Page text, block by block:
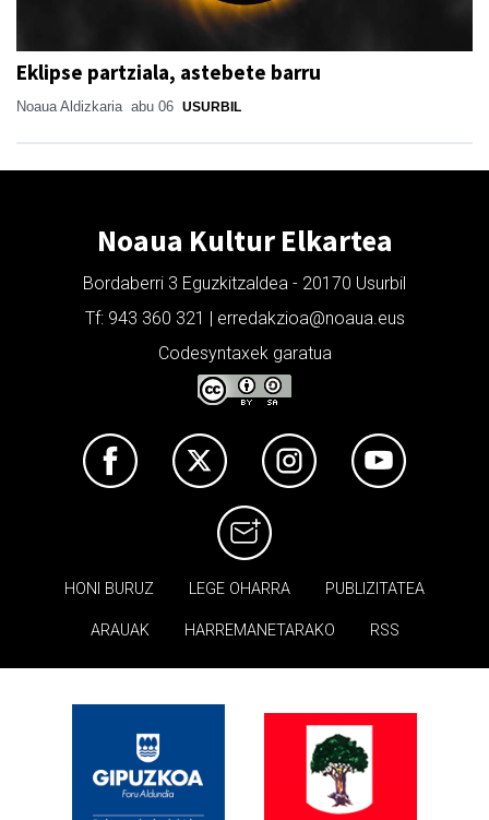
Eklipse partziala, astebete barru
Noaua Aldizkaria abu 06 USURBIL
Noaua Kultur Elkartea
Bordaberri 3 Eguzkitzaldea - 20170 Usurbil
Tf: 943 360 321 | erredakzioa@noaua.eus
Codesyntaxek garatua
HONI BURUZ LEGE OHARRA PUBLIZITATEA
ARAUAK HARREMANETARAKO RSS